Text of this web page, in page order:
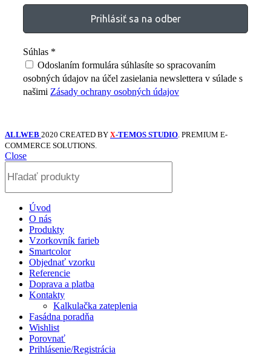
Súhlas *
Odoslaním formulára súhlasíte so spracovaním
osobných údajov na účel zasielania newslettera v súlade s
našimi Zásady ochrany osobných údajov
ALLWEB 2020 CREATED BY X-TEMOS STUDIO . PREMIUM E-
COMMERCE SOLUTIONS.
Close
Úvod
O nás
Produkty
Vzorkovník farieb
Smartcolor
Objednať vzorku
Referencie
Doprava a platba
Kontakty
Kalkulačka zateplenia
Fasádna poradňa
Wishlist
Porovnať
Prihlásenie/Registrácia